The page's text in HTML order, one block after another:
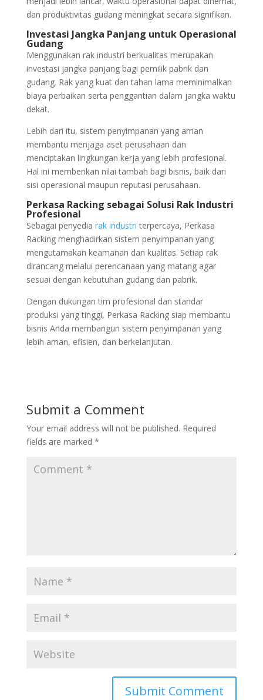
dan produktivitas gudang meningkat secara signifikan.
Investasi Jangka Panjang untuk Operasional
Gudang
Menggunakan rak industri berkualitas merupakan
investasi jangka panjang bagi pemilik pabrik dan
gudang. Rak yang kuat dan tahan lama meminimalkan
biaya perbaikan serta penggantian dalam jangka waktu
dekat.
Lebih dari itu, sistem penyimpanan yang aman
membantu menjaga aset perusahaan dan
menciptakan lingkungan kerja yang lebih profesional.
Hal ini memberikan nilai tambah bagi bisnis, baik dari
sisi operasional maupun reputasi perusahaan.
Perkasa Racking sebagai Solusi Rak Industri
Profesional
Sebagai penyedia rak industri terpercaya, Perkasa
Racking menghadirkan sistem penyimpanan yang
mengutamakan keamanan dan kualitas. Setiap rak
dirancang melalui perencanaan yang matang agar
sesuai dengan kebutuhan gudang dan pabrik.
Dengan dukungan tim profesional dan standar
produksi yang tinggi, Perkasa Racking siap membantu
bisnis Anda membangun sistem penyimpanan yang
lebih aman, efisien, dan berkelanjutan.
Submit a Comment
Your email address will not be published. Required
fields are marked *